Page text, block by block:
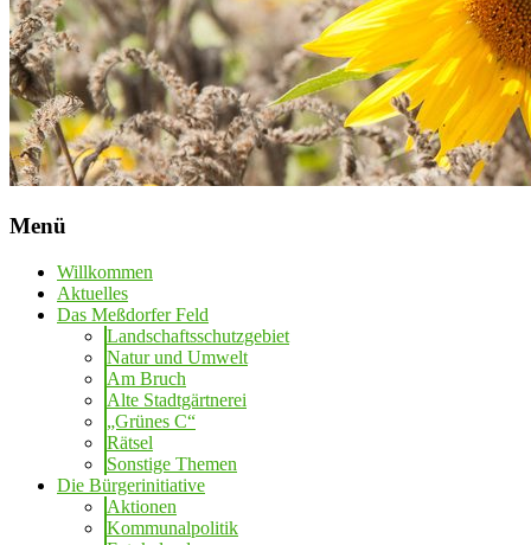
Menü
Willkommen
Aktuelles
Das Meßdorfer Feld
Landschaftsschutzgebiet
Natur und Umwelt
Am Bruch
Alte Stadtgärtnerei
„Grünes C“
Rätsel
Sonstige Themen
Die Bürgerinitiative
Aktionen
Kommunalpolitik